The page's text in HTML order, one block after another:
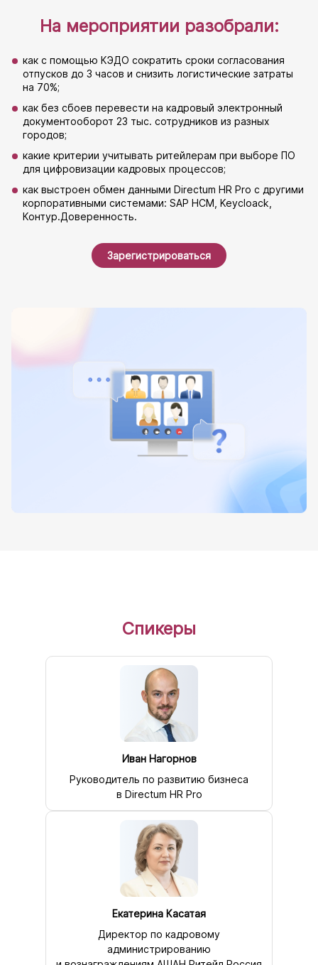
На мероприятии разобрали:
как с помощью КЭДО сократить сроки согласования
отпусков до 3 часов и снизить логистические затраты
на 70%;
как без сбоев перевести на кадровый электронный
документооборот 23 тыс. сотрудников из разных
городов;
какие критерии учитывать ритейлерам при выборе ПО
для цифровизации кадровых процессов;
как выстроен обмен данными Directum HR Pro с другими
корпоративными системами: SAP HCM, Keycloack,
Контур.Доверенность.
Зарегистрироваться
Спикеры
Иван Нагорнов
Руководитель по развитию бизнеса
в Directum HR Pro
Екатерина Касатая
Директор по кадровому
администрированию